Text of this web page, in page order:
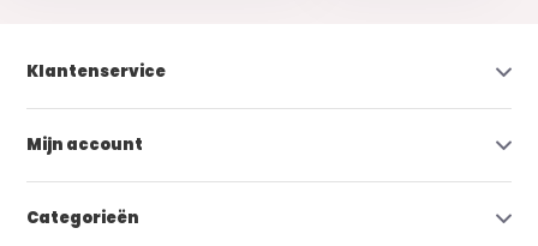
Klantenservice
Mijn account
Categorieën